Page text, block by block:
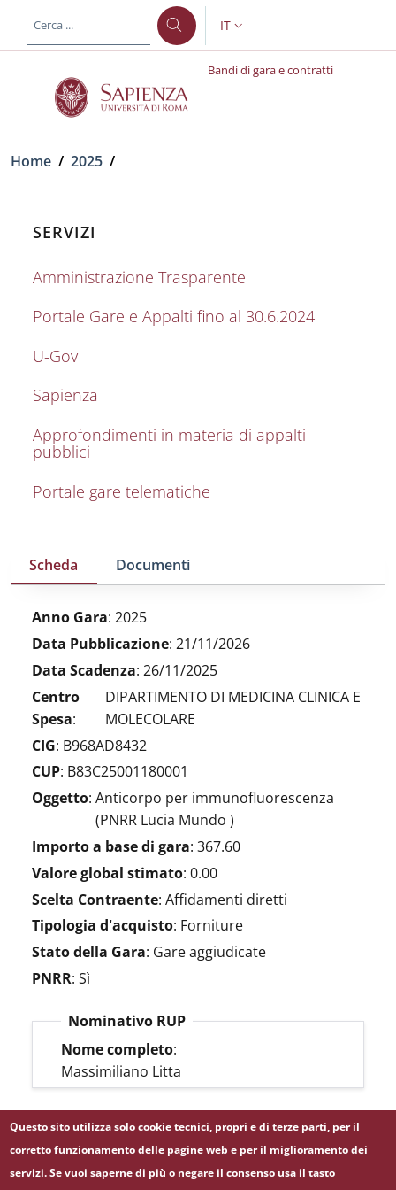
al contenuto principale
SELETTORE LINGUA:
IT
Bandi di gara e contratti
Briciole di pane
Home / 2025 /
SERVIZI
Amministrazione Trasparente
Portale Gare e Appalti fino al 30.6.2024
U-Gov
Sapienza
Approfondimenti in materia di appalti
pubblici
Portale gare telematiche
Scheda Documenti
Anno Gara: 2025
Data Pubblicazione: 21/11/2026
Data Scadenza: 26/11/2025
Centro
Spesa:
DIPARTIMENTO DI MEDICINA CLINICA E
MOLECOLARE
CIG: B968AD8432
CUP: B83C25001180001
Oggetto: Anticorpo per immunofluorescenza
(PNRR Lucia Mundo )
Importo a base di gara: 367.60
Valore global stimato: 0.00
Scelta Contraente: Affidamenti diretti
Tipologia d'acquisto: Forniture
Stato della Gara: Gare aggiudicate
PNRR: Sì
Nominativo RUP
Nome completo:
Massimiliano Litta
Questo sito utilizza solo cookie tecnici, propri e di terze parti, per il
corretto funzionamento delle pagine web e per il miglioramento dei
servizi. Se vuoi saperne di più o negare il consenso usa il tasto